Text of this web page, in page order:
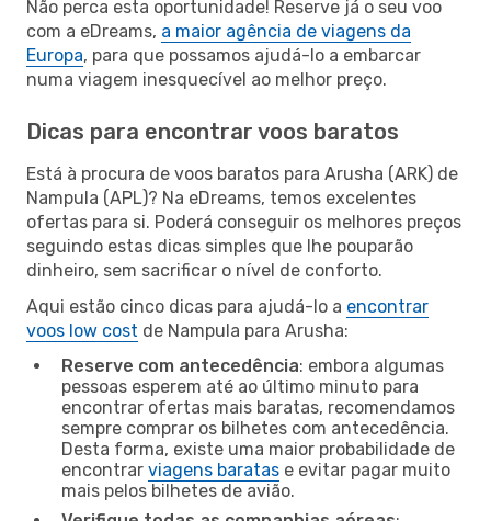
Não perca esta oportunidade! Reserve já o seu voo
com a eDreams, a maior agência de viagens da
Europa, para que possamos ajudá-lo a embarcar
numa viagem inesquecível ao melhor preço.
Dicas para encontrar voos baratos
Está à procura de voos baratos para Arusha (ARK) de
Nampula (APL)? Na eDreams, temos excelentes
ofertas para si. Poderá conseguir os melhores preços
seguindo estas dicas simples que lhe pouparão
dinheiro, sem sacrificar o nível de conforto.
Aqui estão cinco dicas para ajudá-lo a encontrar
voos low cost de Nampula para Arusha:
Reserve com antecedência: embora algumas
pessoas esperem até ao último minuto para
encontrar ofertas mais baratas, recomendamos
sempre comprar os bilhetes com antecedência.
Desta forma, existe uma maior probabilidade de
encontrar viagens baratas e evitar pagar muito
mais pelos bilhetes de avião.